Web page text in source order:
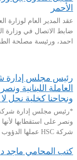
الأحمر
عقد المدير العام
ضابط الاتصال في وزارة
احمد، ورئيسة مصلحة
العاملة اللبنانية
ونجاحنا كخلية نحل لا
ونصر على استقطابها
شركة HSC عملها الدؤوب لتقديم أفضل الخدمات لزبائنها، متحدّيةً كل
كتب المحامي ماجد